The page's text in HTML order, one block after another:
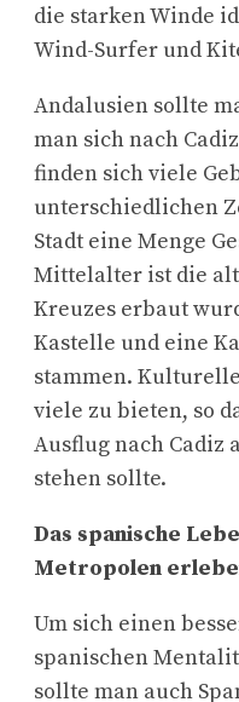
die starken Winde
Wind-Surfer und
Andalusien sollte
man sich nach
finden sich viele
unterschiedlichen
Stadt eine Menge
Mittelalter ist die
Kreuzes erbaut
Kastelle und eine
stammen.
viele zu bieten, so
Ausflug nach Cadiz
stehen sollte.
Das spanische
Metropolen
Um sich einen
spanischen
sollte man auch